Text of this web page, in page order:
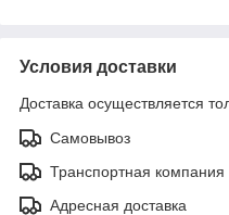
Условия доставки
Доставка осуществляется
Самовывоз
Транспортная компания
Адресная доставка